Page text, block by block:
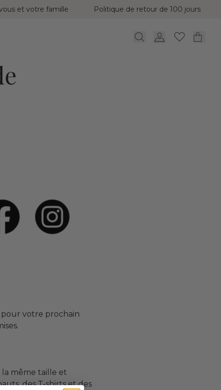
et votre famille Politique de retour de 100 jours
votre prochain
même taille et
des T-shirts et des